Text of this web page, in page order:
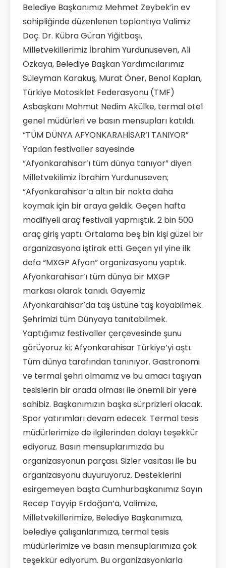
Belediye Başkanımız Mehmet Zeybek’in ev
sahipliğinde düzenlenen toplantıya Valimiz
Doç. Dr. Kübra Güran Yiğitbaşı,
Milletvekillerimiz İbrahim Yurdunuseven, Ali
Özkaya, Belediye Başkan Yardımcılarımız
Süleyman Karakuş, Murat Öner, Benol Kaplan,
Türkiye Motosiklet Federasyonu (TMF)
Asbaşkanı Mahmut Nedim Akülke, termal otel
genel müdürleri ve basın mensupları katıldı.
“TÜM DÜNYA AFYONKARAHİSAR’I TANIYOR”
Yapılan festivaller sayesinde
“Afyonkarahisar’ı tüm dünya tanıyor” diyen
Milletvekilimiz İbrahim Yurdunuseven;
“Afyonkarahisar’a altın bir nokta daha
koymak için bir araya geldik. Geçen hafta
modifiyeli araç festivali yapmıştık. 2 bin 500
araç giriş yaptı. Ortalama beş bin kişi güzel bir
organizasyona iştirak etti. Geçen yıl yine ilk
defa “MXGP Afyon” organizasyonu yaptık.
Afyonkarahisar’ı tüm dünya bir MXGP
markası olarak tanıdı. Gayemiz
Afyonkarahisar’da taş üstüne taş koyabilmek.
Şehrimizi tüm Dünyaya tanıtabilmek.
Yaptığımız festivaller çerçevesinde şunu
görüyoruz ki; Afyonkarahisar Türkiye’yi aştı.
Tüm dünya tarafından tanınıyor. Gastronomi
ve termal şehri olmamız ve bu amacı taşıyan
tesislerin bir arada olması ile önemli bir yere
sahibiz. Başkanımızın başka sürprizleri olacak.
Spor yatırımları devam edecek. Termal tesis
müdürlerimize de ilgilerinden dolayı teşekkür
ediyoruz. Basın mensuplarımızda bu
organizasyonun parçası. Sizler vasıtası ile bu
organizasyonu duyuruyoruz. Desteklerini
esirgemeyen başta Cumhurbaşkanımız Sayın
Recep Tayyip Erdoğan’a, Valimize,
Milletvekillerimize, Belediye Başkanımıza,
belediye çalışanlarımıza, termal tesis
müdürlerimize ve basın mensuplarımıza çok
teşekkür ediyorum. Bu organizasyonlarla